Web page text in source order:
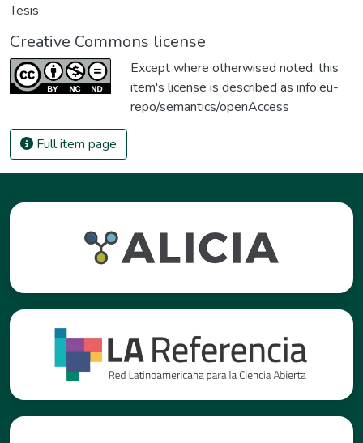
Tesis
Creative Commons license
Except where otherwised noted, this
item's license is described as info:eu-
repo/semantics/openAccess
Full item page